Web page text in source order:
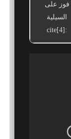
فوز على
السيلية
:cite[4]